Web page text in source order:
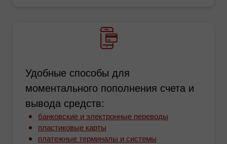
Удобные способы для
моментального пополнения счета и
вывода средств:
банковские и электронные переводы
пластиковые карты
платежные терминалы и системы